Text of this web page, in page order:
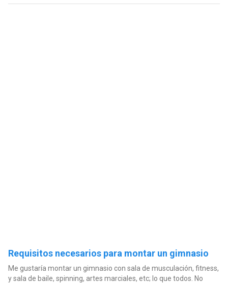
Requisitos necesarios para montar un gimnasio
Me gustaría montar un gimnasio con sala de musculación, fitness,
y sala de baile, spinning, artes marciales, etc; lo que todos. No